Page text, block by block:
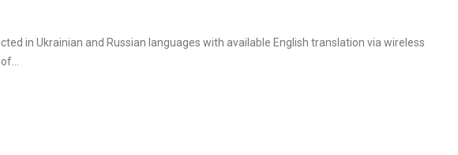
in Ukrainian and Russian languages with available English translation via wireless
of…